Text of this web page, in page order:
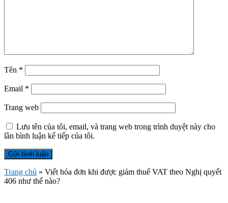
Tên *
Email *
Trang web
Lưu tên của tôi, email, và trang web trong trình duyệt này cho
lần bình luận kế tiếp của tôi.
Trang chủ » Viết hóa đơn khi được giảm thuế VAT theo Nghị quyết
406 như thế nào?